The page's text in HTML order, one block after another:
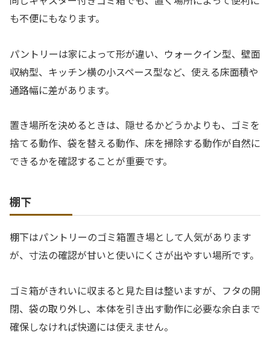
も不便にもなります。
パントリーは家によって形が違い、ウォークイン型、壁面
収納型、キッチン横の小スペース型など、使える床面積や
通路幅に差があります。
置き場所を決めるときは、隠せるかどうかよりも、ゴミを
捨てる動作、袋を替える動作、床を掃除する動作が自然に
できるかを確認することが重要です。
棚下
棚下はパントリーのゴミ箱置き場として人気があります
が、寸法の確認が甘いと使いにくさが出やすい場所です。
ゴミ箱がきれいに収まると見た目は整いますが、フタの開
閉、袋の取り外し、本体を引き出す動作に必要な余白まで
確保しなければ快適には使えません。